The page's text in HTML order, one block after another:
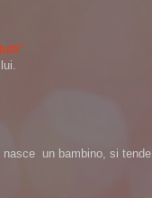
un bambino, si